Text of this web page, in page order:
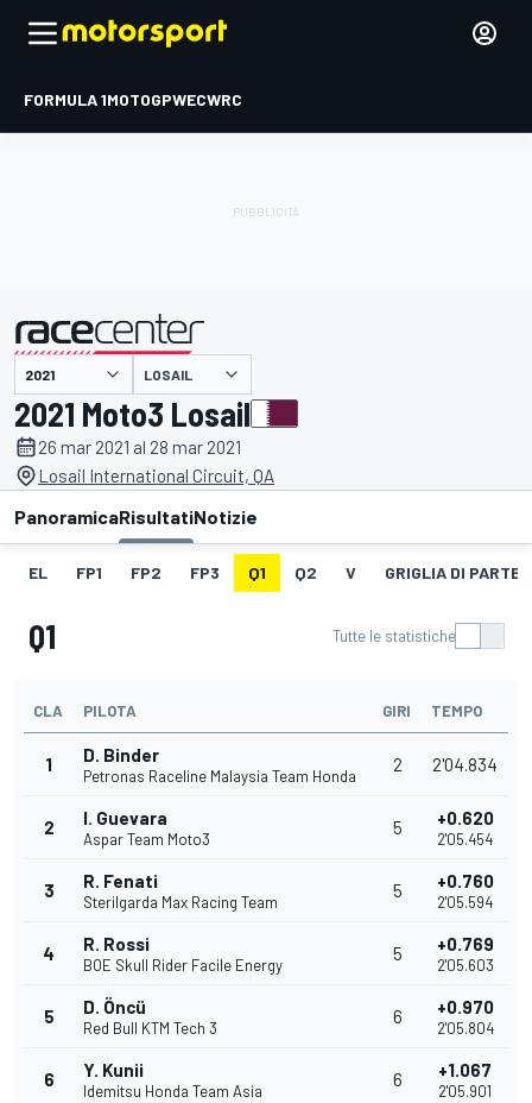
FORMULA 1MOTOGPWECWRC
presentato da LOSAIL
2021 Moto3 Losail
26 mar 2021 al 28 mar 2021
Losail International Circuit, QA
PanoramicaRisultatiNotizie
EL FP1 FP2 FP3 Q1 Q2 V GRIGLIA DI
Q1 Tutte le statistiche
CLA PILOTA GIRI TEMPO
1 D. Binder
Petronas Raceline Malaysia Team Honda
2 2'04.834
2 I. Guevara
Aspar Team Moto3
5 +0.620
2'05.454
3 R. Fenati
Sterilgarda Max Racing Team
5 +0.760
2'05.594
4 R. Rossi
BOE Skull Rider Facile Energy
5 +0.769
2'05.603
5 D. Öncü
Red Bull KTM Tech 3
6 +0.970
2'05.804
6 Y. Kunii
Idemitsu Honda Team Asia
6 +1.067
2'05.901